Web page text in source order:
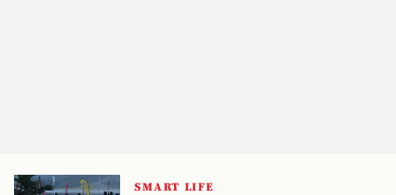
SMART LIFE